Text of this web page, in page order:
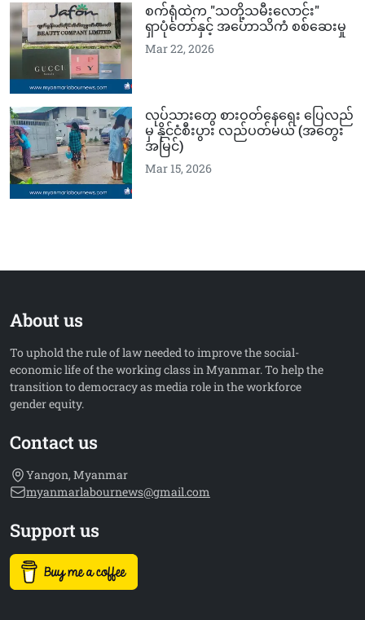
စက်ရုံထဲက "သတို့သမီးလောင်း"
ရှာပုံတော်နှင့် အဟောသိကံ စစ်ဆေးမှု
Mar 22, 2026
လုပ်သားတွေ စားဝတ်နေရေး ပြေလည်
မှ နိုင်ငံစီးပွား လည်ပတ်မယ် (အတွေး
အမြင်)
Mar 15, 2026
About us
To uphold the rule of law needed to improve the social-
economic life of the working class in Myanmar. To help the
transition to democracy as media role in the workforce
gender equity.
Contact us
Yangon, Myanmar
myanmarlabournews@gmail.com
Support us